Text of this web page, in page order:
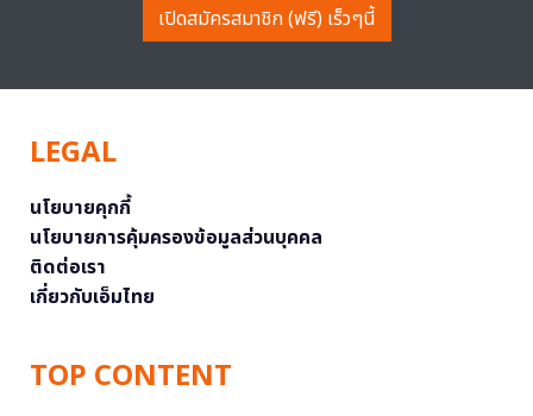
เปิดสมัครสมาชิก (ฟรี) เร็วๆนี้
LEGAL
นโยบายคุกกี้
นโยบายการคุ้มครองข้อมูลส่วนบุคคล
ติดต่อเรา
เกี่ยวกับเอ็มไทย
TOP CONTENT